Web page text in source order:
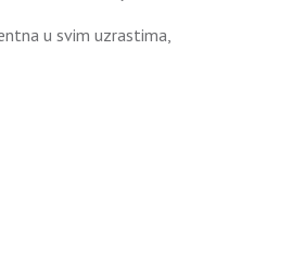
u svim uzrastima,